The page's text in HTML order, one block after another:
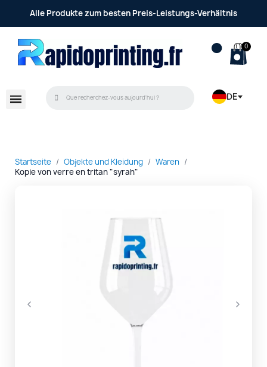
Alle Produkte zum besten Preis-Leistungs-Verhältnis
DE
Startseite Objekte und Kleidung
Waren
Kopie von verre en tritan "syrah"